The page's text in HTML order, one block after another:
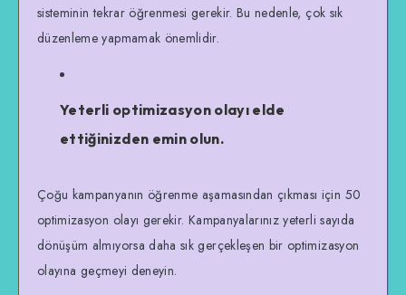
sisteminin tekrar öğrenmesi gerekir. Bu nedenle, çok sık
düzenleme yapmamak önemlidir.
Yeterli optimizasyon olayı elde
ettiğinizden emin olun.
Çoğu kampanyanın öğrenme aşamasından çıkması için 50
optimizasyon olayı gerekir. Kampanyalarınız yeterli sayıda
dönüşüm almıyorsa daha sık gerçekleşen bir optimizasyon
olayına geçmeyi deneyin.